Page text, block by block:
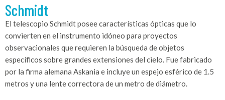
Schmidt
El telescopio Schmidt posee características ópticas que lo
convierten en el instrumento idóneo para proyectos
observacionales que requieren la búsqueda de objetos
específicos sobre grandes extensiones del cielo. Fue fabricado
por la firma alemana Askania e incluye un espejo esférico de 1.5
metros y una lente correctora de un metro de diámetro.